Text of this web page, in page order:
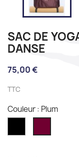
SAC DE
DANSE
75,00 €
TTC
Couleur : Plum